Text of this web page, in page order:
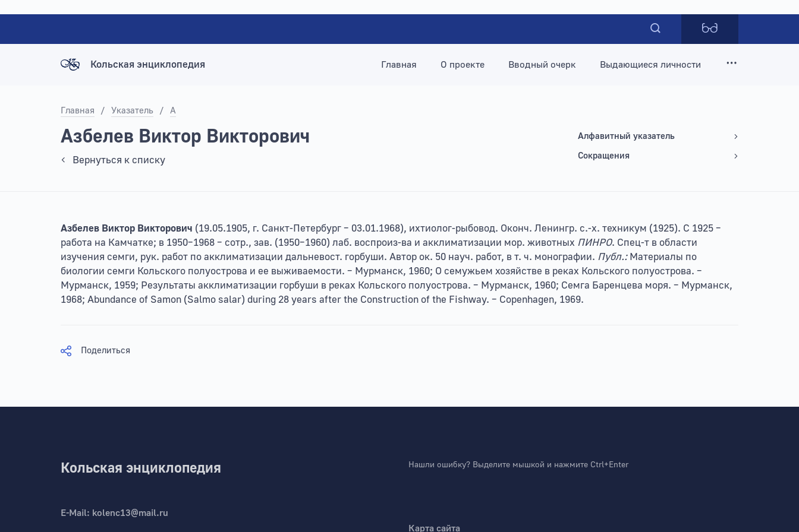
Кольская энциклопедия Главная О проекте Вводный очерк Выдающиеся личности
Главная / Указатель / А
Азбелев Виктор Викторович
Вернуться к списку
Алфавитный указатель
Сокращения
Азбелев Виктор Викторович (19.05.1905, г. Санкт-Петербург – 03.01.1968), ихтиолог-рыбовод. Оконч. Ленингр. c.-х. техникум (1925). С 1925 –
работа на Камчатке; в 1950–1968 – сотр., зав. (1950–1960) лаб. воспроиз-ва и акклиматизации мор. животных ПИНРО. Спец-т в области
изучения семги, рук. работ по акклиматизации дальневост. горбуши. Автор ок. 50 науч. работ, в т. ч. монографии. Публ.:Материалы по
биологии семги Кольского полуострова и ее выживаемости. – Мурманск, 1960; О семужьем хозяйстве в реках Кольского полуострова. –
Мурманск, 1959; Результаты акклиматизации горбуши в реках Кольского полуострова. – Мурманск, 1960; Семга Баренцева моря. – Мурманск,
1968; Abundance of Samon (Salmo salar) during 28 years after the Construction of the Fishway. – Copenhagen, 1969.
Поделиться
Кольская энциклопедия
E-Mail: kolenc13@mail.ru
Нашли ошибку? Выделите мышкой и нажмите Ctrl+Enter
Карта сайта